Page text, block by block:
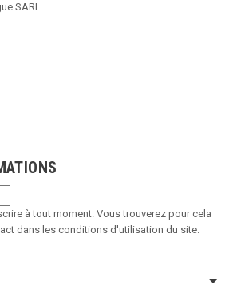
SARL
à tout moment. Vous trouverez pour cela
dans les conditions d'utilisation du site.